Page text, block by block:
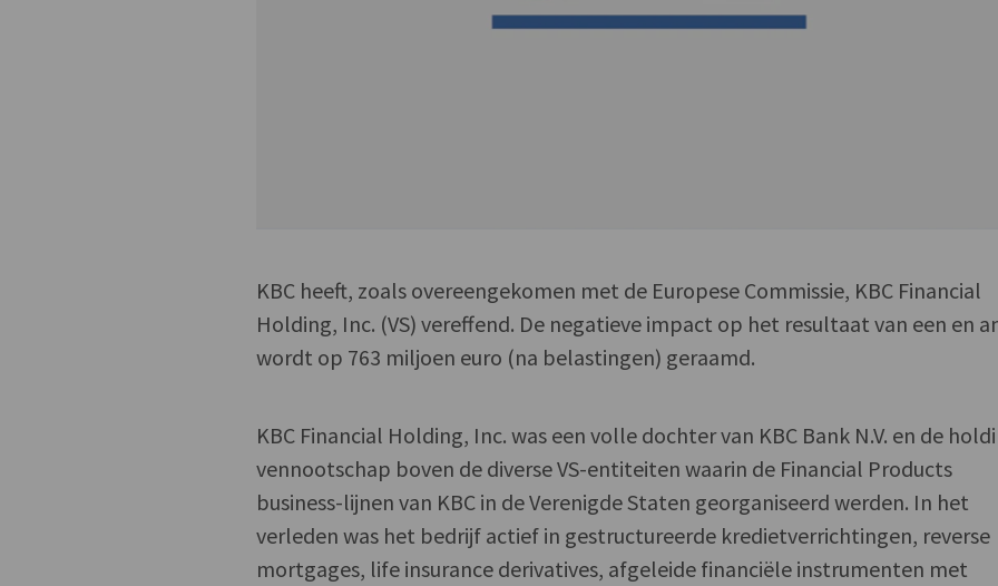
KBC heeft, zoals overeengekomen met de Europese Commissie, KBC Financial
Holding, Inc. (VS) vereffend. De negatieve impact op het resultaat van een en
wordt op 763 miljoen euro (na belastingen) geraamd.
KBC Financial Holding, Inc. was een volle dochter van KBC Bank N.V. en de
vennootschap boven de diverse VS-entiteiten waarin de Financial Products
business-lijnen van KBC in de Verenigde Staten georganiseerd werden. In het
verleden was het bedrijf actief in gestructureerde kredietverrichtingen, reverse
mortgages, life insurance derivatives, afgeleide financiële instrumenten met